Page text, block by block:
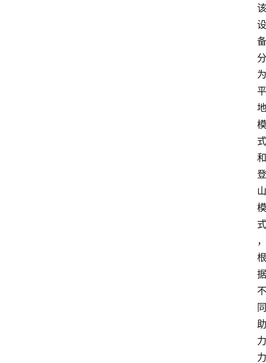
该
设
备
分
为
平
地
模
式
和
登
山
模
式
，
根
据
不
同
助
力
力